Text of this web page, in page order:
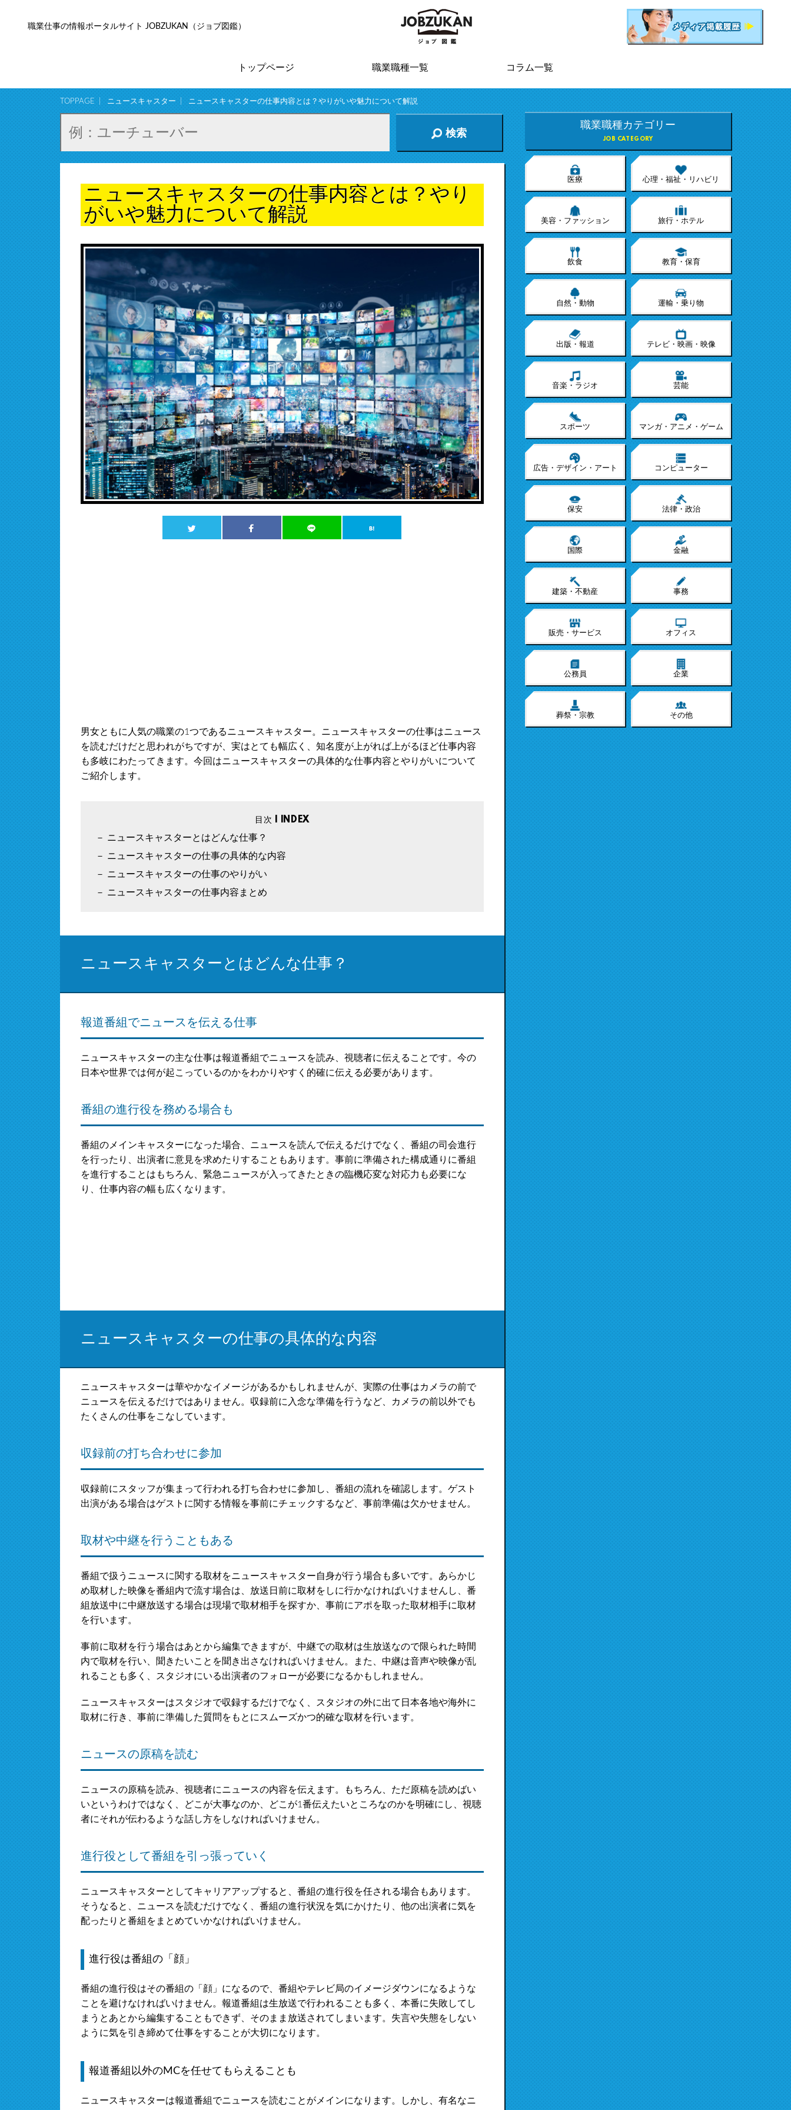
職業仕事の情報ポータルサイト JOBZUKAN（ジョブ図鑑）
トップページ 職業職種一覧 コラム一覧
TOPPAGE ニュースキャスター ニュースキャスターの仕事内容とは？やりがいや魅力について解説
検索
ニュースキャスターの仕事内容とは？やり
がいや魅力について解説
男女ともに人気の職業の1つであるニュースキャスター。ニュースキャスターの仕事はニュース
を読むだけだと思われがちですが、実はとても幅広く、知名度が上がれば上がるほど仕事内容
も多岐にわたってきます。今回はニュースキャスターの具体的な仕事内容とやりがいについて
ご紹介します。
ニュースキャスターとはどんな仕事？
ニュースキャスターの仕事の具体的な内容
ニュースキャスターの仕事のやりがい
ニュースキャスターの仕事内容まとめ
ニュースキャスターとはどんな仕事？
報道番組でニュースを伝える仕事
ニュースキャスターの主な仕事は報道番組でニュースを読み、視聴者に伝えることです。今の
日本や世界では何が起こっているのかをわかりやすく的確に伝える必要があります。
番組の進行役を務める場合も
番組のメインキャスターになった場合、ニュースを読んで伝えるだけでなく、番組の司会進行
を行ったり、出演者に意見を求めたりすることもあります。事前に準備された構成通りに番組
を進行することはもちろん、緊急ニュースが入ってきたときの臨機応変な対応力も必要にな
り、仕事内容の幅も広くなります。
ニュースキャスターの仕事の具体的な内容
ニュースキャスターは華やかなイメージがあるかもしれませんが、実際の仕事はカメラの前で
ニュースを伝えるだけではありません。収録前に入念な準備を行うなど、カメラの前以外でも
たくさんの仕事をこなしています。
収録前の打ち合わせに参加
収録前にスタッフが集まって行われる打ち合わせに参加し、番組の流れを確認します。ゲスト
出演がある場合はゲストに関する情報を事前にチェックするなど、事前準備は欠かせません。
取材や中継を行うこともある
番組で扱うニュースに関する取材をニュースキャスター自身が行う場合も多いです。あらかじ
め取材した映像を番組内で流す場合は、放送日前に取材をしに行かなければいけませんし、番
組放送中に中継放送する場合は現場で取材相手を探すか、事前にアポを取った取材相手に取材
を行います。
事前に取材を行う場合はあとから編集できますが、中継での取材は生放送なので限られた時間
内で取材を行い、聞きたいことを聞き出さなければいけません。また、中継は音声や映像が乱
れることも多く、スタジオにいる出演者のフォローが必要になるかもしれません。
ニュースキャスターはスタジオで収録するだけでなく、スタジオの外に出て日本各地や海外に
取材に行き、事前に準備した質問をもとにスムーズかつ的確な取材を行います。
ニュースの原稿を読む
ニュースの原稿を読み、視聴者にニュースの内容を伝えます。もちろん、ただ原稿を読めばい
いというわけではなく、どこが大事なのか、どこが1番伝えたいところなのかを明確にし、視聴
者にそれが伝わるような話し方をしなければいけません。
進行役として番組を引っ張っていく
ニュースキャスターとしてキャリアアップすると、番組の進行役を任される場合もあります。
そうなると、ニュースを読むだけでなく、番組の進行状況を気にかけたり、他の出演者に気を
配ったりと番組をまとめていかなければいけません。
進行役は番組の「顔」
番組の進行役はその番組の「顔」になるので、番組やテレビ局のイメージダウンになるような
ことを避けなければいけません。報道番組は生放送で行われることも多く、本番に失敗してし
まうとあとから編集することもできず、そのまま放送されてしまいます。失言や失態をしない
ように気を引き締めて仕事をすることが大切になります。
報道番組以外のMCを任せてもらえることも
ニュースキャスターは報道番組でニュースを読むことがメインになります。しかし、有名なニ
職業職種カテゴリー
JOB CATEGORY
医療 心理・福祉・リハビリ
美容・ファッション 旅行・ホテル
飲食 教育・保育
自然・動物 運輸・乗り物
出版・報道 テレビ・映画・映像
音楽・ラジオ 芸能
スポーツ マンガ・アニメ・ゲーム
広告・デザイン・アート コンピューター
保安 法律・政治
国際 金融
建築・不動産 事務
販売・サービス オフィス
公務員 企業
葬祭・宗教 その他